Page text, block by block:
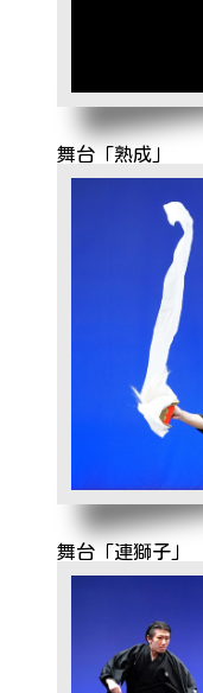
舞台「熟成」
舞台「連獅子」